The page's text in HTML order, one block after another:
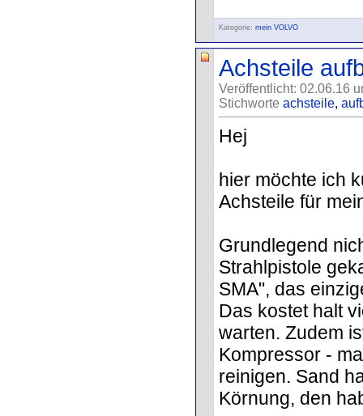
Kategorie: mein VOLVO
Achsteile
Veröffentlicht: 02.06.16
Stichworte achsteile,
Hej
hier möchte ich
Achsteile für
Grundlegend
Strahlpistole
SMA", das
Das kostet halt
warten. Zudem
Kompressor -
reinigen. Sand
Körnung, den